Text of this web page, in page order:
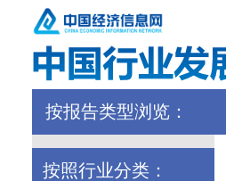
按报告类型浏览：
按照行业分类：